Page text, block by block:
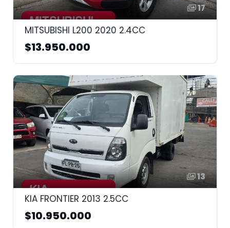
17
MITSUBISHI L200 2020 2.4CC
$13.950.000
13
KIA FRONTIER 2013 2.5CC
$10.950.000